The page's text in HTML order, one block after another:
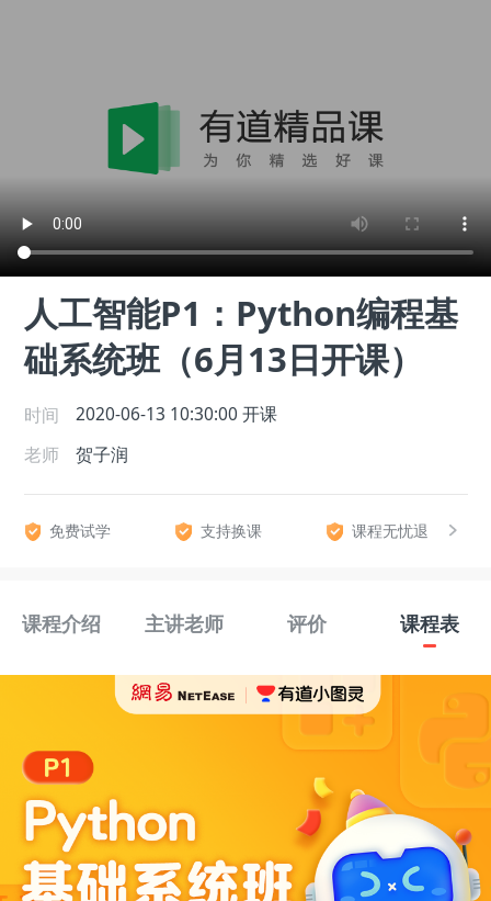
人工智能P1：Python编程基
础系统班（6月13日开课）
时间 2020-06-13 10:30:00 开课
老师
贺子润
免费试学 支持换课 课程无忧退
课程介绍 主讲老师 评价 课程表